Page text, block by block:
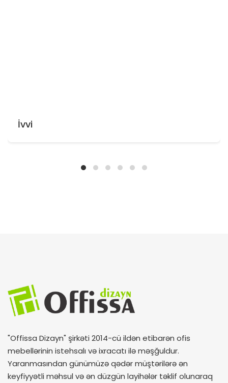
İvvi
"Offissa Dizayn" şirkəti 2014-cü ildən etibarən ofis
mebellərinin istehsalı və ixracatı ilə məşğuldur.
Yaranmasından günümüzə qədər müştərilərə ən
keyfiyyətli məhsul və ən düzgün layihələr təklif olunaraq